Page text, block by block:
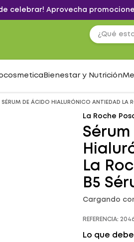
de celebrar! Aprovecha
Bienestar y Nutrición
SÉRUM DE ÁCIDO HIALURÓNICO ANTIEDAD LA
La Roche
La
B5
Cargando
REFERENCIA:
Lo que